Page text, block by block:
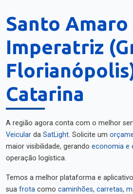
Santo Amaro
Imperatriz
Catarina
A região agora conta com o melhor
Veicular da SatLight. Solicite um
maior visibilidade, gerando economia e
operação logística.
Temos a melhor plataforma e
sua frota como caminhões, carretas,